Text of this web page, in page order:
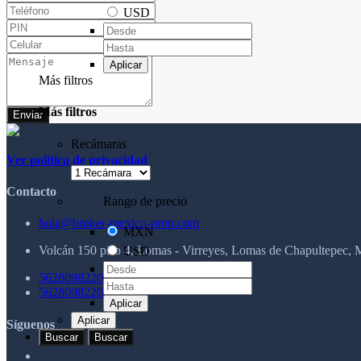
USD
Aplicar
Más filtros
Más filtros
Recámaras
Rango de precio
MXN
USD
Aplicar
Aplicar
Buscar
Buscar
Móvil
Enviar
Ver política de privacidad
Contacto
hola@broker-mexico-prop.com
Volcán 150 piso 4, Lomas - Virreyes, Lomas de
5628098220
5628098220
Síguenos